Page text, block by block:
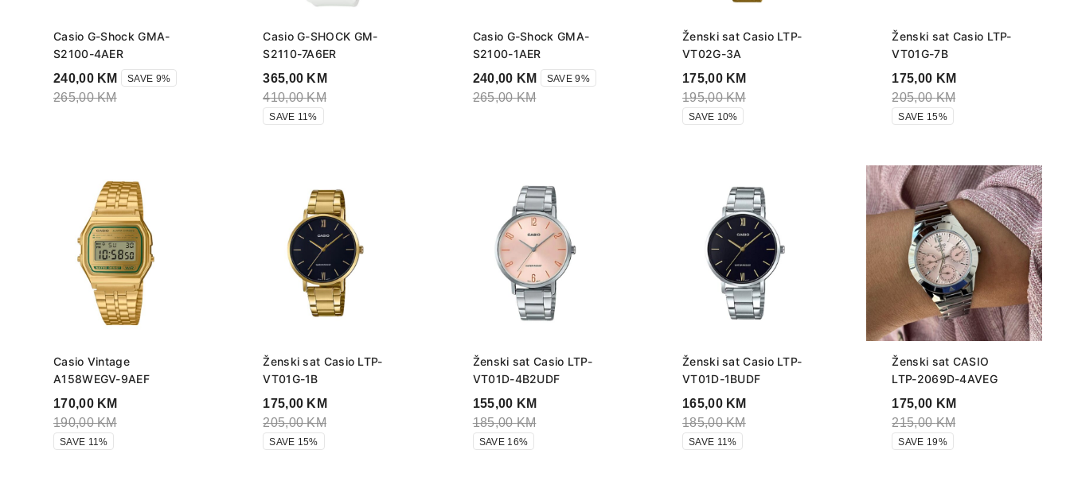
Casio G-Shock GMA-
S2100-4AER
240,00 KM
265,00KM
SAVE 9%
Casio G-SHOCK GM-
S2110-7A6ER
365,00 KM
410,00KM
SAVE 11%
Casio G-Shock GMA-
S2100-1AER
240,00 KM
265,00KM
SAVE 9%
Ženski sat Casio LTP-
VT02G-3A
175,00 KM
195,00KM
SAVE 10%
Ženski sat Casio LTP-
VT01G-7B
175,00 KM
205,00KM
SAVE 15%
Casio Vintage
A158WEGV-9AEF
170,00 KM
190,00KM
SAVE 11%
Ženski sat Casio LTP-
VT01G-1B
175,00 KM
205,00KM
SAVE 15%
Ženski sat Casio LTP-
VT01D-4B2UDF
155,00 KM
185,00KM
SAVE 16%
Ženski sat Casio LTP-
VT01D-1BUDF
165,00 KM
185,00KM
SAVE 11%
Ženski sat CASIO
LTP-2069D-4AVEG
175,00 KM
215,00KM
SAVE 19%